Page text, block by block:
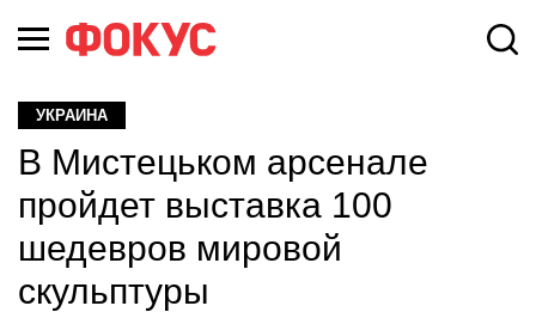
УКРАИНА
В Мистецьком арсенале
пройдет выставка 100
шедевров мировой
скульптуры